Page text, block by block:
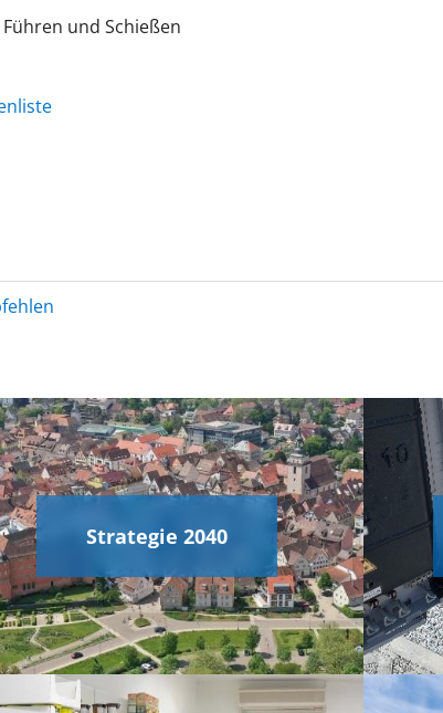
und Schießen
Strategie 2040